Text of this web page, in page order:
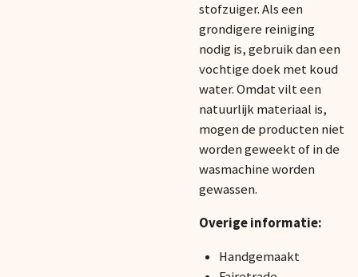
stofzuiger. Als een
grondigere reiniging
nodig is, gebruik dan een
vochtige doek met koud
water. Omdat vilt een
natuurlijk materiaal is,
mogen de producten niet
worden geweekt of in de
wasmachine worden
gewassen.
Overige informatie:
Handgemaakt